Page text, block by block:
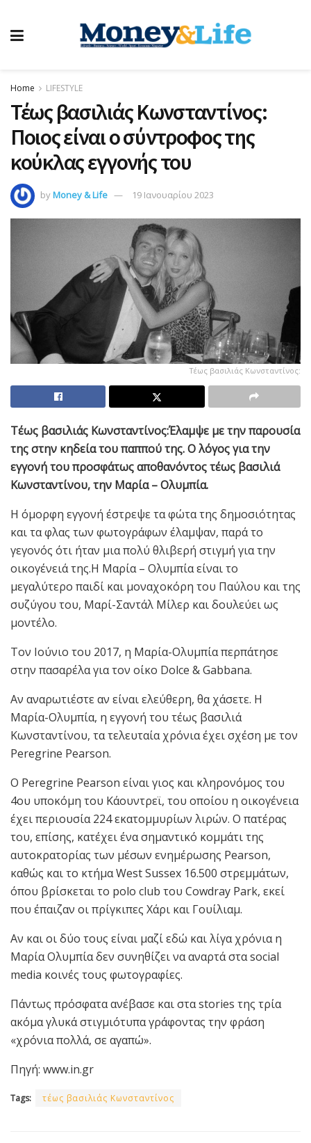
Home LIFESTYLE
Τέως βασιλιάς Κωνσταντίνος:
Ποιος είναι ο σύντροφος της
κούκλας εγγονής του
byMoney & Life 19 Ιανουαρίου 2023
Τέως βασιλιάς Κωνσταντίνος:
Τέως βασιλιάς Κωνσταντίνος:Έλαμψε με την παρουσία
της στην κηδεία του παππού της. Ο λόγος για την
εγγονή του προσφάτως αποθανόντος τέως βασιλιά
Κωνσταντίνου, την Μαρία – Ολυμπία.
Η όμορφη εγγονή έστρεψε τα φώτα της δημοσιότητας
και τα φλας των φωτογράφων έλαμψαν, παρά το
γεγονός ότι ήταν μια πολύ θλιβερή στιγμή για την
οικογένειά της.Η Μαρία – Ολυμπία είναι το
μεγαλύτερο παιδί και μοναχοκόρη του Παύλου και της
συζύγου του, Μαρί-Σαντάλ Μίλερ και δουλεύει ως
μοντέλο.
Τον Ιούνιο του 2017, η Μαρία-Ολυμπία περπάτησε
στην πασαρέλα για τον οίκο Dolce & Gabbana.
Αν αναρωτιέστε αν είναι ελεύθερη, θα χάσετε. Η
Μαρία-Ολυμπία, η εγγονή του τέως βασιλιά
Κωνσταντίνου, τα τελευταία χρόνια έχει σχέση με τον
Peregrine Pearson.
O Peregrine Pearson είναι γιος και κληρονόμος του
4ου υποκόμη του Κάουντρεϊ, του οποίου η οικογένεια
έχει περιουσία 224 εκατομμυρίων λιρών. Ο πατέρας
του, επίσης, κατέχει ένα σημαντικό κομμάτι της
αυτοκρατορίας των μέσων ενημέρωσης Pearson,
καθώς και το κτήμα West Sussex 16.500 στρεμμάτων,
όπου βρίσκεται το polo club του Cowdray Park, εκεί
που έπαιζαν οι πρίγκιπες Χάρι και Γουίλιαμ.
Αν και οι δύο τους είναι μαζί εδώ και λίγα χρόνια η
Μαρία Ολυμπία δεν συνηθίζει να αναρτά στα social
media κοινές τους φωτογραφίες.
Πάντως πρόσφατα ανέβασε και στα stories της τρία
ακόμα γλυκά στιγμιότυπα γράφοντας την φράση
«χρόνια πολλά, σε αγαπώ».
Πηγή: www.in.gr
Tags: τέως βασιλιάς Κωνσταντίνος